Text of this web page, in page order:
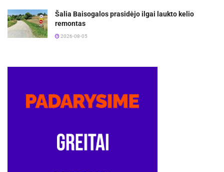
Šalia Baisogalos prasidėjo ilgai laukto kelio
remontas
2026-08-05